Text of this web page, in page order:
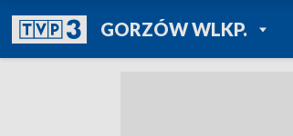
GORZÓW WLKP.POWRÓT DO
TVP REGIONY